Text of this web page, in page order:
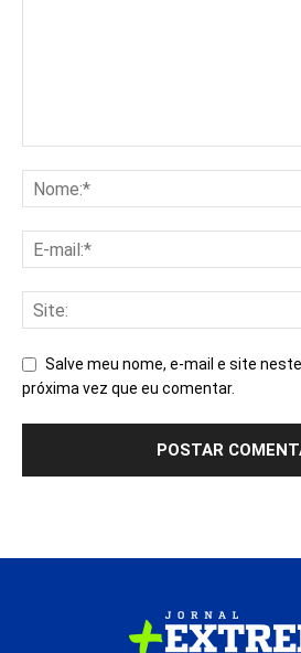
Salve meu nome, e-mail e site
próxima vez que eu comentar.